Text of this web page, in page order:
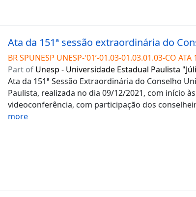
BR SPUNESP UNESP-'01’-01.03-01.03.01.03-CO ATA
Part of Unesp - Universidade Estadual Paulista
Ata da 151ª Sessão Extraordinária do Conselho
Paulista, realizada no dia 09/12/2021, com início
videoconferência, com participação dos
more